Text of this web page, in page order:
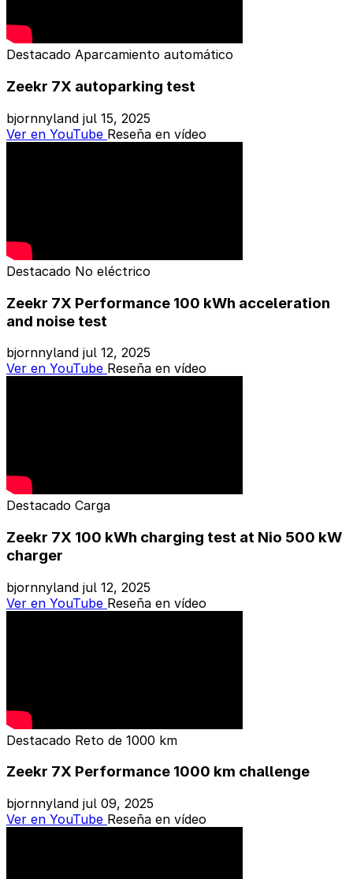
Destacado Aparcamiento automático
Zeekr 7X autoparking test
bjornnyland jul 15, 2025
Ver en YouTube Reseña en vídeo
Destacado No eléctrico
Zeekr 7X Performance 100 kWh acceleration
and noise test
bjornnyland jul 12, 2025
Ver en YouTube Reseña en vídeo
Destacado Carga
Zeekr 7X 100 kWh charging test at Nio 500 kW
charger
bjornnyland jul 12, 2025
Ver en YouTube Reseña en vídeo
Destacado Reto de 1000 km
Zeekr 7X Performance 1000 km challenge
bjornnyland jul 09, 2025
Ver en YouTube Reseña en vídeo